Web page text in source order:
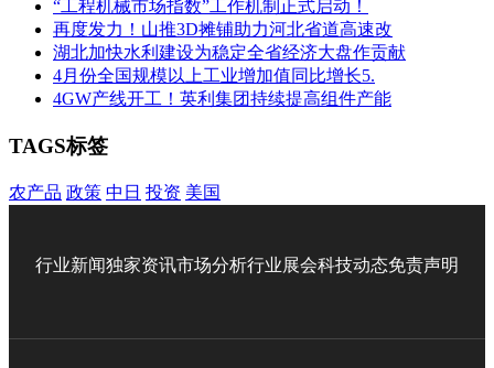
“工程机械市场指数”工作机制正式启动！
再度发力！山推3D摊铺助力河北省道高速改
湖北加快水利建设为稳定全省经济大盘作贡献
4月份全国规模以上工业增加值同比增长5.
4GW产线开工！英利集团持续提高组件产能
TAGS标签
农产品 政策 中日 投资 美国
行业新闻独家资讯市场分析行业展会科技动态免责声明